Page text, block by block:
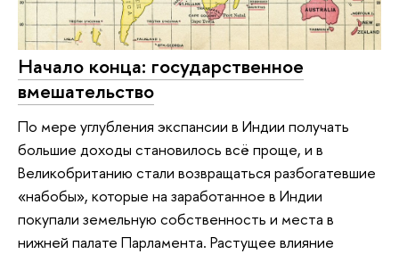
Начало конца: государственное
вмешательство
По мере углубления экспансии в Индии получать
большие доходы становилось всё проще, и в
Великобританию стали возвращаться разбогатевшие
«набобы», которые на заработанное в Индии
покупали земельную собственность и места в
нижней палате Парламента. Растущее влияние